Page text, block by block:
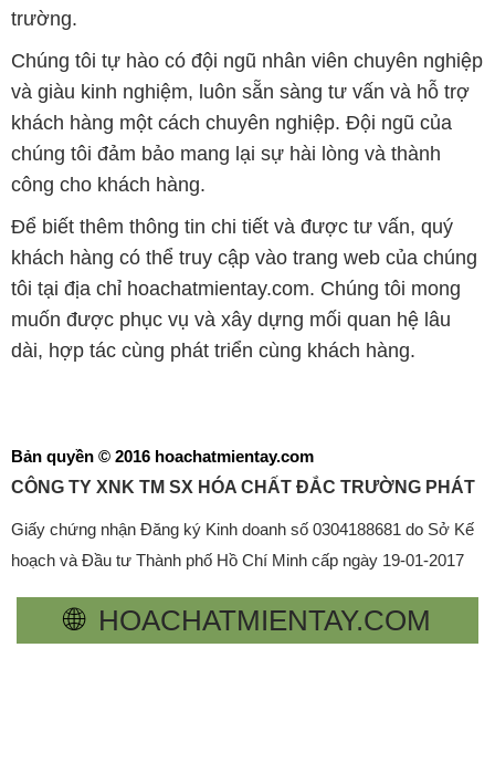
trường.
Chúng tôi tự hào có đội ngũ nhân viên chuyên nghiệp
và giàu kinh nghiệm, luôn sẵn sàng tư vấn và hỗ trợ
khách hàng một cách chuyên nghiệp. Đội ngũ của
chúng tôi đảm bảo mang lại sự hài lòng và thành
công cho khách hàng.
Để biết thêm thông tin chi tiết và được tư vấn, quý
khách hàng có thể truy cập vào trang web của chúng
tôi tại địa chỉ hoachatmientay.com. Chúng tôi mong
muốn được phục vụ và xây dựng mối quan hệ lâu
dài, hợp tác cùng phát triển cùng khách hàng.
Bản quyền © 2016 hoachatmientay.com
CÔNG TY XNK TM SX HÓA CHẤT ĐẮC TRƯỜNG PHÁT
Giấy chứng nhận Đăng ký Kinh doanh số 0304188681 do Sở Kế
hoạch và Đầu tư Thành phố Hồ Chí Minh cấp ngày 19-01-2017
🌐 HOACHATMIENTAY.COM